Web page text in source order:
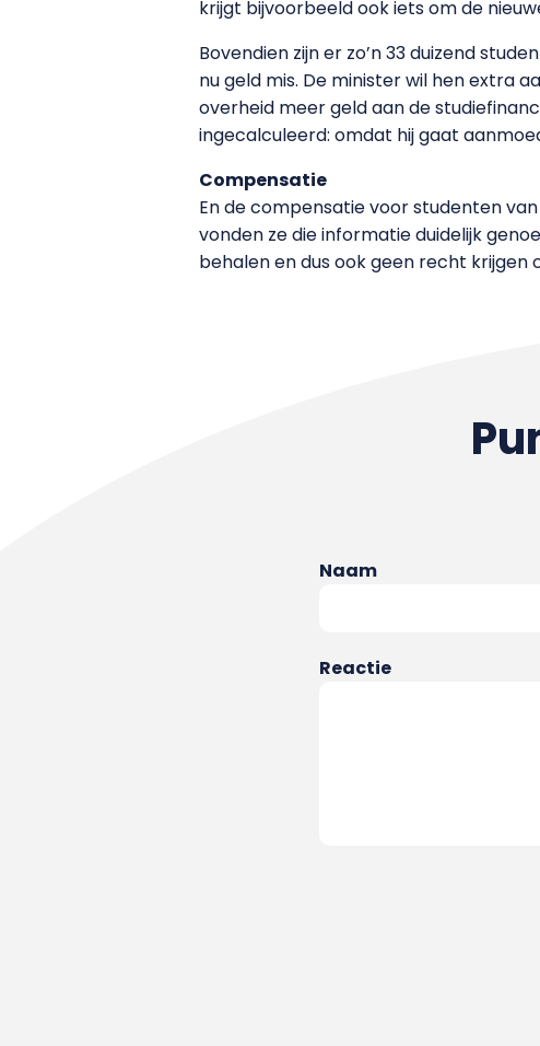
krijgt bijvoorbeeld ook iets om de
Bovendien zijn er zo’n 33 duizend
nu geld mis. De minister wil hen extra
overheid meer geld aan de
ingecalculeerd: omdat hij gaat
Compensatie
En de compensatie voor studenten
vonden ze die informatie duidelijk
behalen en dus ook geen recht
Naam
Reactie